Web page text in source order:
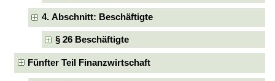
4. Abschnitt: Beschäftigte
§ 26 Beschäftigte
Fünfter Teil Finanzwirtschaft